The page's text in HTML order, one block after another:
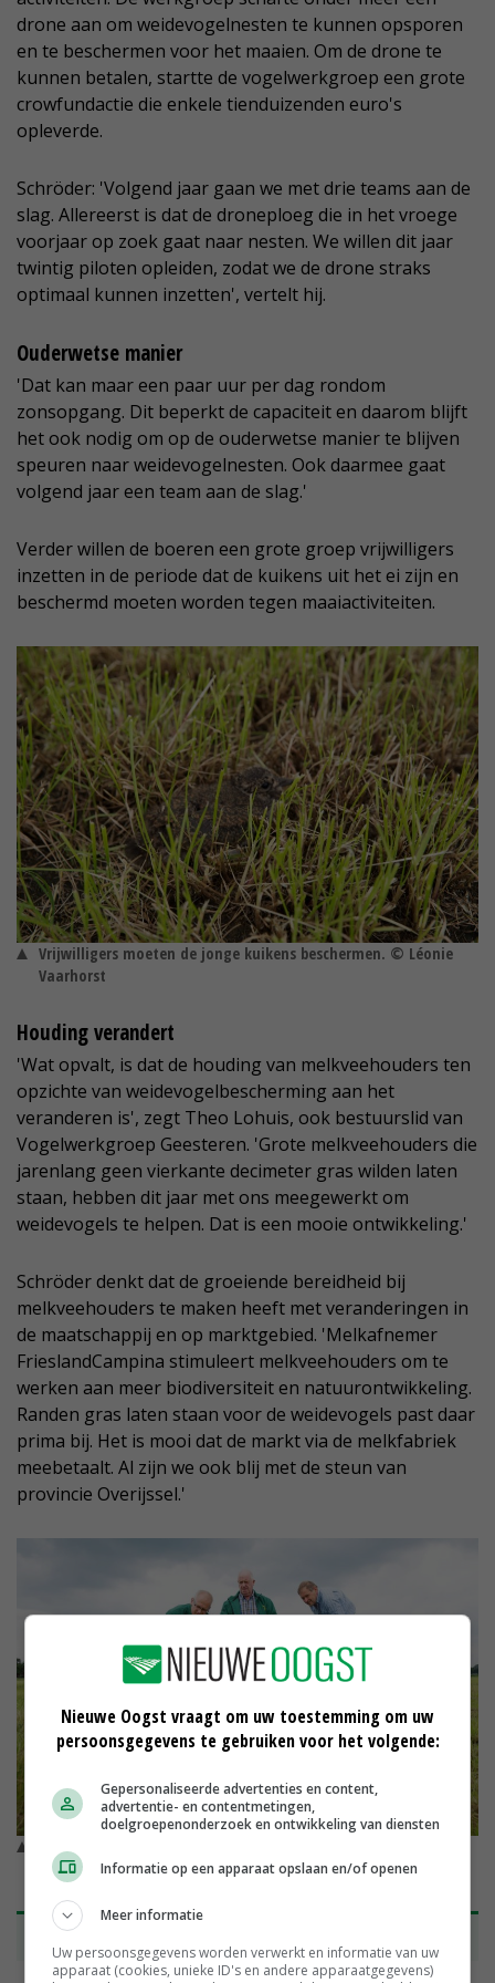
drone aan om weidevogelnesten te kunnen opsporen
en te beschermen voor het maaien. Om de drone te
kunnen betalen, startte de vogelwerkgroep een grote
crowfundactie die enkele tienduizenden euro's
opleverde.
Schröder: 'Volgend jaar gaan we met drie teams aan de
slag. Allereerst is dat de droneploeg die in het vroege
voorjaar op zoek gaat naar nesten. We willen dit jaar
twintig piloten opleiden, zodat we de drone straks
optimaal kunnen inzetten', vertelt hij.
Ouderwetse manier
'Dat kan maar een paar uur per dag rondom
zonsopgang. Dit beperkt de capaciteit en daarom blijft
het ook nodig om op de ouderwetse manier te blijven
speuren naar weidevogelnesten. Ook daarmee gaat
volgend jaar een team aan de slag.'
Verder willen de boeren een grote groep vrijwilligers
inzetten in de periode dat de kuikens uit het ei zijn en
beschermd moeten worden tegen maaiactiviteiten.
Vrijwilligers moeten de jonge kuikens beschermen. © Léonie
Vaarhorst
Houding verandert
'Wat opvalt, is dat de houding van melkveehouders ten
opzichte van weidevogelbescherming aan het
veranderen is', zegt Theo Lohuis, ook bestuurslid van
Vogelwerkgroep Geesteren. 'Grote melkveehouders die
jarenlang geen vierkante decimeter gras wilden laten
staan, hebben dit jaar met ons meegewerkt om
weidevogels te helpen. Dat is een mooie ontwikkeling.'
Schröder denkt dat de groeiende bereidheid bij
melkveehouders te maken heeft met veranderingen in
de maatschappij en op marktgebied. 'Melkafnemer
FrieslandCampina stimuleert melkveehouders om te
werken aan meer biodiversiteit en natuurontwikkeling.
Randen gras laten staan voor de weidevogels past daar
prima bij. Het is mooi dat de markt via de melkfabriek
meebetaalt. Al zijn we ook blij met de steun van
provincie Overijssel.'
weidevogelbeheer. © Léonie Vaarhorst
Terug op kaart provincie
Nieuwe Oogst vraagt om uw toestemming om uw
persoonsgegevens te gebruiken voor het volgende:
Gepersonaliseerde advertenties en content,
advertentie- en contentmetingen,
doelgroepenonderzoek en ontwikkeling van diensten
Informatie op een apparaat opslaan en/of openen
Meer informatie
Uw persoonsgegevens worden verwerkt en informatie van uw
apparaat (cookies, unieke ID's en andere apparaatgegevens)